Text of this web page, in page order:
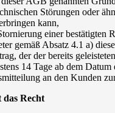
Störungen oder
kann,
einer bestätigten
gemäß Absatz 4.1 a)
der der bereits
14 Tage ab dem
an den Kunden
Recht